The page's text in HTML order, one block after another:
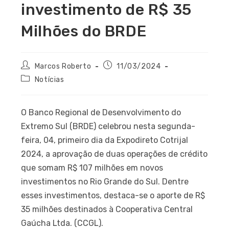
investimento de R$ 35
Milhões do BRDE
Marcos Roberto
11/03/2024
Notícias
O Banco Regional de Desenvolvimento do
Extremo Sul (BRDE) celebrou nesta segunda-
feira, 04, primeiro dia da Expodireto Cotrijal
2024, a aprovação de duas operações de crédito
que somam R$ 107 milhões em novos
investimentos no Rio Grande do Sul. Dentre
esses investimentos, destaca-se o aporte de R$
35 milhões destinados à Cooperativa Central
Gaúcha Ltda. (CCGL).